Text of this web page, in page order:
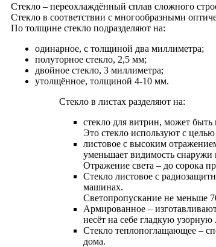
Cтекло – переохлаждённый сплав сложного
Стекло в соответствии с многообразными
По толщине стекло подразделяют на:
одинарное, с толщиной два миллиметра;
полуторное стекло, 2,5 мм;
двойное стекло, 3 миллиметра;
утолщённое, толщиной 4-10 мм.
Стекло в листах разделяют на:
стекло для витрин, может
Это стекло используют с
листовое с высоким
уменьшает видимость снаружи
Отражение света – до сорока
Cтекло листовое с
машинах.
Светопропускание не меньше
Армированное –
несёт на себе гладкую
Cтекло теплопоглащающее –
дома.